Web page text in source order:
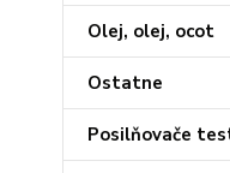
Olej, olej, ocot
Ostatne
Posilňovače